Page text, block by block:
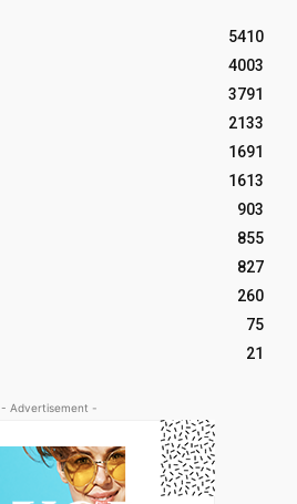
5410
4003
3791
2133
1691
1613
903
855
827
260
75
21
- Advertisement -